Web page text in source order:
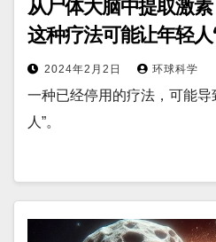
从尸体大脑中提取激
这种疗法可能让年轻
2024年2月2日 环球科学
一种已经停用的疗法，可能导
人”。